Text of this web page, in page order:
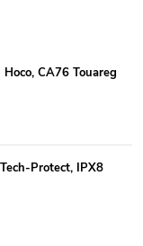
CA76 Touareg
Protect, IPX8